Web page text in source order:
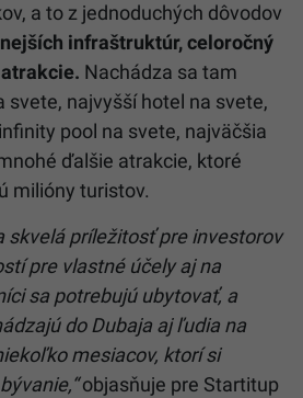
a to z jednoduchých dôvodov
infraštruktúr, celoročný
Nachádza sa tam
svete, najvyšší hotel na svete,
pool na svete, najväčšia
ďalšie atrakcie, ktoré
milióny turistov.
skvelá príležitosť pre investorov
pre vlastné účely aj na
sa potrebujú ubytovať, a
do Dubaja aj ľudia na
mesiacov, ktorí si
objasňuje pre Startitup